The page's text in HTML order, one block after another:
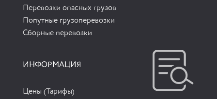
Перевозки опасных грузов
Попутные грузоперевозки
Сборные перевозки
ИНФОРМАЦИЯ
Цены (Тарифы)